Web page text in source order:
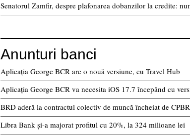
Senatorul Zamfir, despre plafonarea dobanzilor la credite:
Anunturi banci
Aplicația George BCR are o nouă versiune, cu Travel Hub
Aplicația George BCR va necesita iOS 17.7 începând cu
BRD aderă la contractul colectiv de muncă încheiat de
Libra Bank și-a majorat profitul cu 20%, la 324 milioane lei